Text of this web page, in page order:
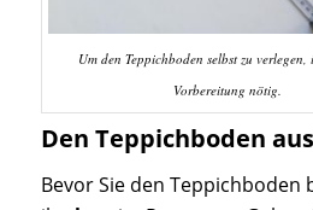
Um den Teppichboden selbst zu verlegen,
Vorbereitung nötig.
Den Teppichboden
Bevor Sie den Teppichboden